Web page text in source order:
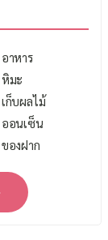
อาหาร
หิมะ
เก็บผลไม้
ออนเซ็น
ของฝาก